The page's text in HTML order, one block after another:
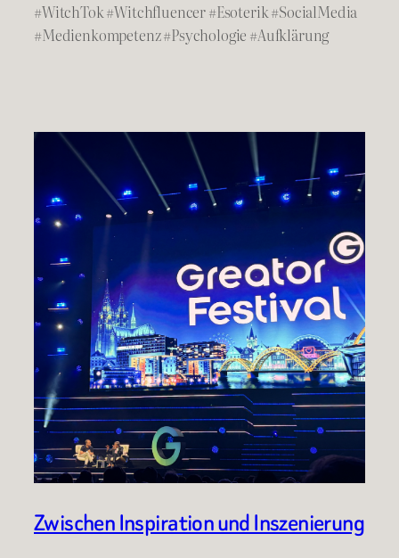
#WitchTok #Witchfluencer #Esoterik #SocialMedia
#Medienkompetenz #Psychologie #Aufklärung
Zwischen Inspiration und Inszenierung